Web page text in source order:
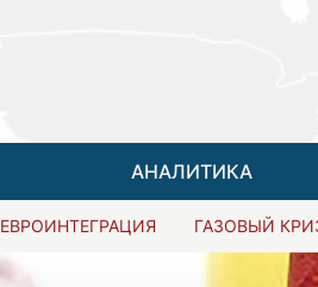
АНАЛИТИКА
ЕВРОИНТЕГРАЦИЯ ГАЗОВЫЙ